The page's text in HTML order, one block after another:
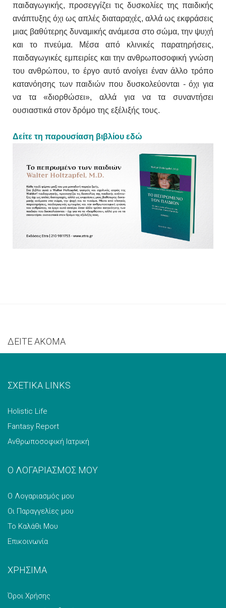
παιδαγωγικής, προσεγγίζει τις δυσκολίες της παιδικής
ανάπτυξης όχι ως απλές διαταραχές, αλλά ως εκφράσεις
μιας βαθύτερης δυναμικής ανάμεσα στο σώμα, την ψυχή
και το πνεύμα. Μέσα από κλινικές παρατηρήσεις,
παιδαγωγικές εμπειρίες και την ανθρωποσοφική γνώση
του ανθρώπου, το έργο αυτό ανοίγει έναν άλλο τρόπο
κατανόησης των παιδιών που δυσκολεύονται - όχι για
να τα «διορθώσει», αλλά για να τα συναντήσει
ουσιαστικά στον δρόμο της εξέλιξής τους.
Δείτε τη παρουσίαση βιβλίου εδώ
ΔΕΙΤΕ ΑΚΟΜΑ
ΣΧΕΤΙΚΑ LINKS
Holistic Life
Fantasy Report
Ανθρωποσοφική Ιατρική
Ο ΛΟΓΑΡΙΑΣΜΟΣ ΜΟΥ
Ο Λογαριασμός μου
Οι Παραγγελίες μου
Το Καλάθι Μου
Επικοινωνία
ΧΡΗΣΙΜΑ
Όροι Χρήσης